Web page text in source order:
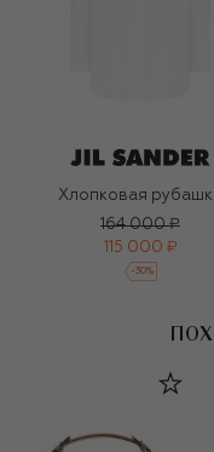
Хлопковая
164 000 ₽
115 000 ₽
-30%